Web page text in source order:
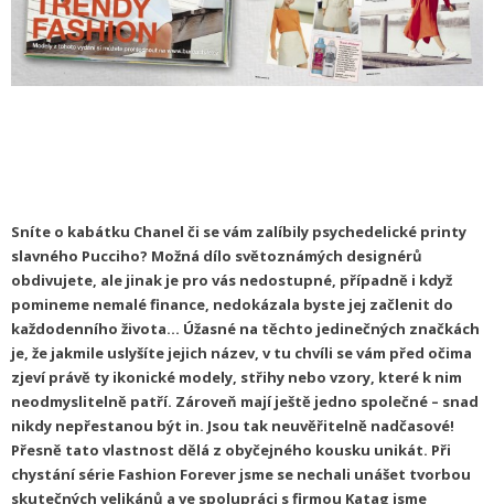
Sníte o kabátku Chanel či se vám zalíbily psychedelické printy
slavného Pucciho? Možná dílo světoznámých designérů
obdivujete, ale jinak je pro vás nedostupné, případně i když
pomineme nemalé finance, nedokázala byste jej začlenit do
každodenního života… Úžasné na těchto jedinečných značkách
je, že jakmile uslyšíte jejich název, v tu chvíli se vám před očima
zjeví právě ty ikonické modely, střihy nebo vzory, které k nim
neodmyslitelně patří. Zároveň mají ještě jedno společné – snad
nikdy nepřestanou být in. Jsou tak neuvěřitelně nadčasové!
Přesně tato vlastnost dělá z obyčejného kousku unikát. Při
chystání série Fashion Forever jsme se nechali unášet tvorbou
skutečných velikánů a ve spolupráci s firmou Katag jsme